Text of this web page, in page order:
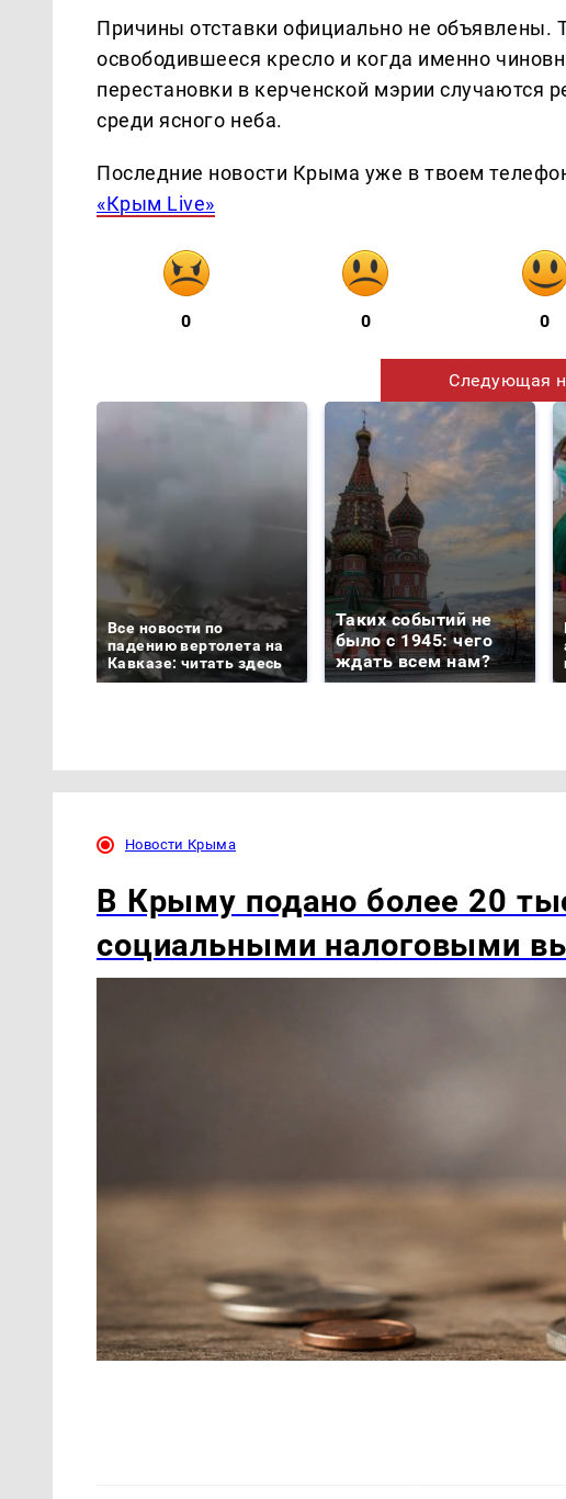
Причины отставки официально не объявлены.
освободившееся кресло и когда именно
перестановки в керченской мэрии случаются
среди ясного неба.
Последние новости Крыма уже в твоем
«Крым Live»
0 0 0
Следующая
Все новости по
падению вертолета на
Кавказе: читать здесь
Таких событий не
было с 1945: чего
ждать всем нам?
Новости Крыма
В Крыму подано более 20
социальными налоговыми